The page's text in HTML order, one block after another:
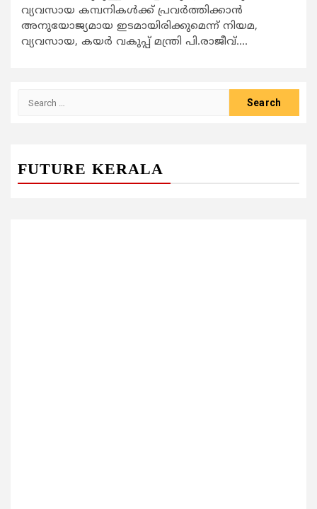
വ്യവസായ കമ്പനികള്‍ക്ക് പ്രവര്‍ത്തിക്കാന്‍
അനുയോജ്യമായ ഇടമായിരിക്കുമെന്ന് നിയമ,
വ്യവസായ, കയര്‍ വകുപ്പ് മന്ത്രി പി.രാജീവ്....
FUTURE KERALA